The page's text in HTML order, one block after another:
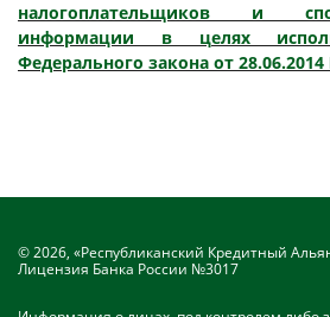
налогоплательщиков и
информации в целях
Федерального закона от
© 2026, «Республиканский Кредитный
Лицензия Банка России №3017